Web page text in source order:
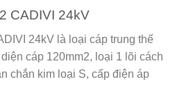
CADIVI 24kV
24kV là loại cáp trung thế
cáp 120mm2, loại 1 lõi cách
chắn kim loại S, cấp điện áp